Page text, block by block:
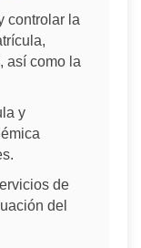
controlar la
así como la
y
de
del